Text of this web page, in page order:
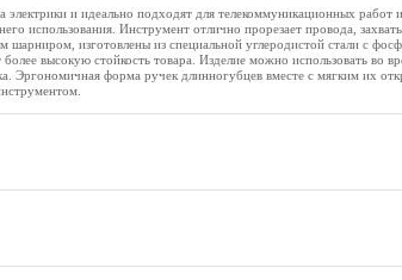
и идеально подходят для телекоммуникационных работ
использования. Инструмент отлично прорезает провода,
изготовлены из специальной углеродистой стали с
высокую стойкость товара. Изделие можно использовать во
Эргономичная форма ручек длинногубцев вместе с мягким их